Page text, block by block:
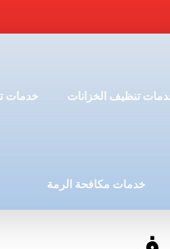
تنظيف الخزانات خدمات
خدمات مكافحة الرمة